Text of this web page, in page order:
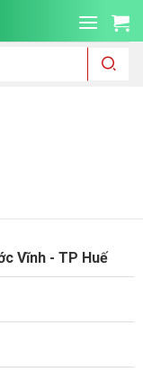
Vĩnh - TP Huế